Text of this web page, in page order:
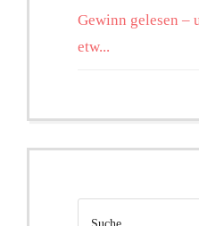
Gewinn gelesen –
etw...